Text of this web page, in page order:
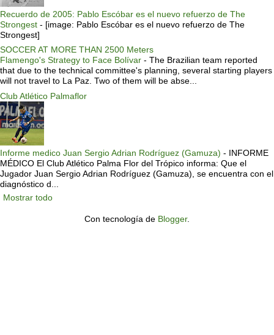
Recuerdo de 2005: Pablo Escóbar es el nuevo refuerzo de The
Strongest - [image: Pablo Escóbar es el nuevo refuerzo de The
Strongest]
SOCCER AT MORE THAN 2500 Meters
Flamengo's Strategy to Face Bolívar - The Brazilian team reported
that due to the technical committee's planning, several starting players
will not travel to La Paz. Two of them will be abse...
Club Atlético Palmaflor
Informe medico Juan Sergio Adrian Rodríguez (Gamuza) - INFORME
MÉDICO El Club Atlético Palma Flor del Trópico informa: Que el
Jugador Juan Sergio Adrian Rodríguez (Gamuza), se encuentra con el
diagnóstico d...
Mostrar todo
Con tecnología de Blogger.